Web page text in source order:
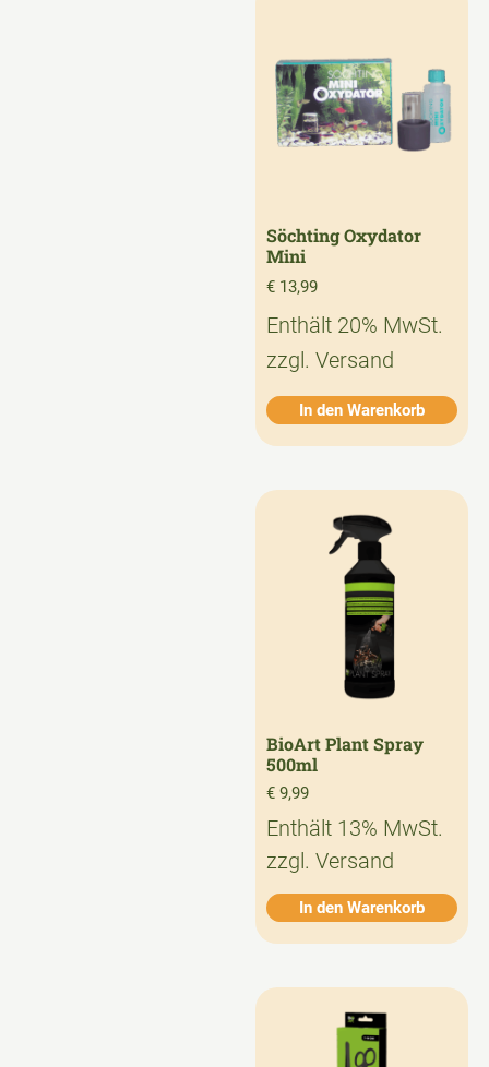
Söchting Oxydator
Mini
€ 13,99
Enthält 20% MwSt.
zzgl. Versand
In den Warenkorb
BioArt Plant Spray
500ml
€ 9,99
Enthält 13% MwSt.
zzgl. Versand
In den Warenkorb